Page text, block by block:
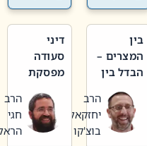
בין
המצרים –
הבדל בין
חדשה
לישנה
הרב
יחזקאל
בוצ'קו
דיני
סעודה
מפסקת
תשעה
באב
הרב
חגי
הראל